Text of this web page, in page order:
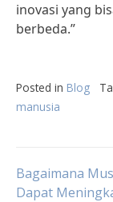
inovasi yang
berbeda.”
Posted in Blog
manusia
Post
Bagaimana
Dapat